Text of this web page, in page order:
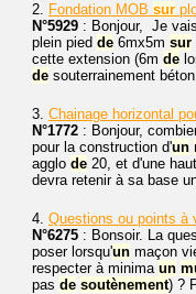
2. Fondation MOB sur
N°5929 : Bonjour, Je
plein pied de 6mx5m sur
cette extension (6m de
de souterrainement
3. Chainage horizontal
N°1772 : Bonjour,
pour la construction d'un
agglo de 20, et d'une
devra retenir à sa base
4. Questions ou points à
N°6275 : Bonsoir. La
poser lorsqu'un maçon
respecter à minima un
pas de soutènement) ?